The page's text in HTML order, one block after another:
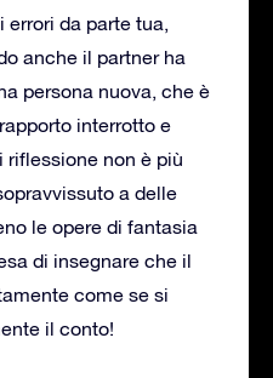
errori da parte tua,
anche il partner ha
persona nuova, che è
interrotto e
riflessione non è più
a delle
le opere di fantasia
di insegnare che il
come se si
il conto!